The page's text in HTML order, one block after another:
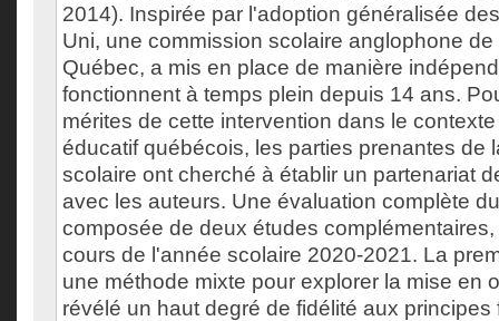
2014). Inspirée par l'adoption généralisée
Uni, une commission scolaire anglophone
Québec, a mis en place de manière
fonctionnent à temps plein depuis 14 ans.
mérites de cette intervention dans le
éducatif québécois, les parties prenantes de
scolaire ont cherché à établir un partenariat
avec les auteurs. Une évaluation complète
composée de deux études
cours de l'année scolaire 2020-2021. La
une méthode mixte pour explorer la mise en
révélé un haut degré de fidélité aux